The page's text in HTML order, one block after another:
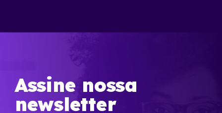
Assine nossa
newsletter